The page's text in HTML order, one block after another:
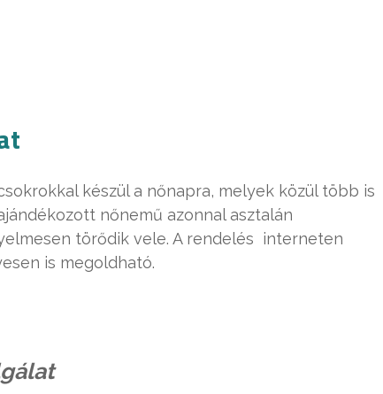
készül a nőnapra, melyek közül több is
nőnemű azonnal asztalán
törődik vele. A rendelés interneten
is megoldható.